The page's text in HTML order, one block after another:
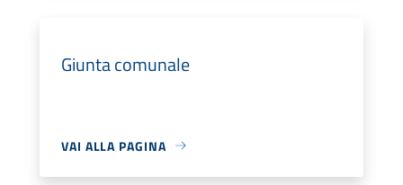
Giunta comunale
VAI ALLA PAGINA